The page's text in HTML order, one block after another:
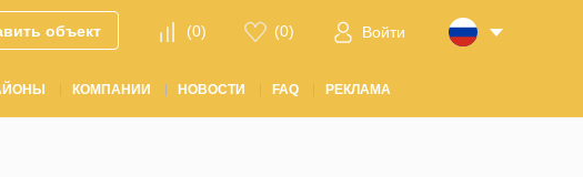
объект (0) (0) Войти
КОМПАНИИ НОВОСТИ FAQ РЕКЛАМА